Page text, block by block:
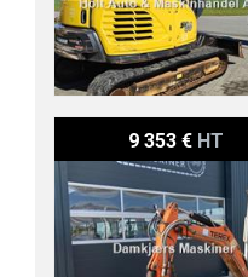
9 353 € HT
Schaeff HR 2.0 Scharff